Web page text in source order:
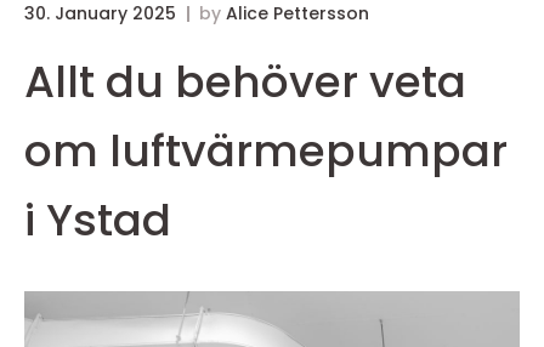
30. January 2025 by Alice Pettersson
Allt du behöver veta
om luftvärmepumpar
i Ystad